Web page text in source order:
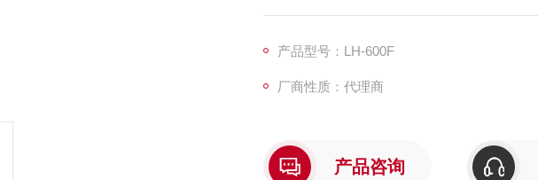
产品型号：LH-600F
厂商性质：代理商
产品咨询